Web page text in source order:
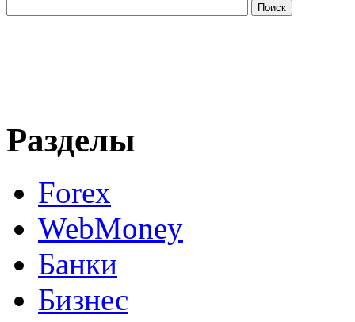
Разделы
Forex
WebMoney
Банки
Бизнес